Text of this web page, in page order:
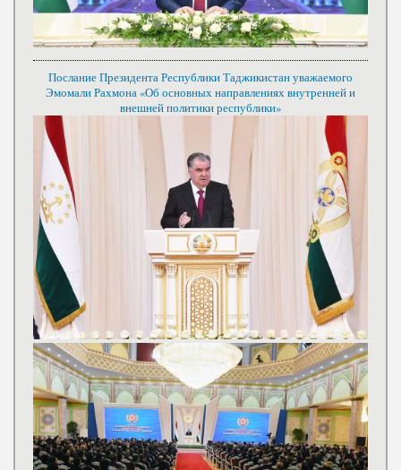
Послание Президента Республики Таджикистан уважаемого
Эмомали Рахмона «Об основных направлениях внутренней и
внешней политики республики»